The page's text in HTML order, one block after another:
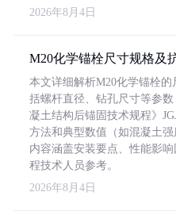
2026年8月4日
M20化学锚栓尺寸规格及
本文详细解析M20化学锚栓
括螺杆直径、钻孔尺寸等参
凝土结构后锚固技术规程》
方法和典型数值（如混凝土强
内容涵盖安装要点、性能影
程技术人员参考。
2026年8月4日